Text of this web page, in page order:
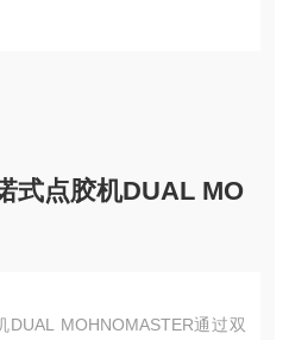
式点胶机DUAL MO
MOHNOMASTER通过双